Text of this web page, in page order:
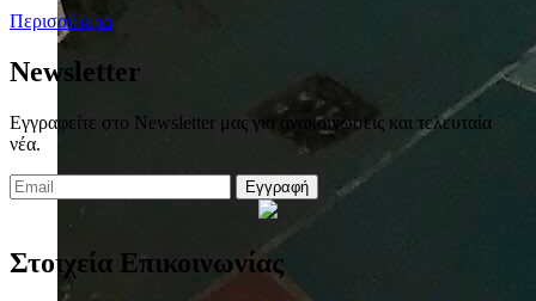
Περισσότερα
Newsletter
Εγγραφείτε στο Newsletter μας για ανακοινώσεις και τελευταία
νέα.
Εγγραφή
Στοιχεία Επικοινωνίας